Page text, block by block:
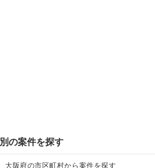
別の案件を探す
大阪府の市区町村から案件を探す